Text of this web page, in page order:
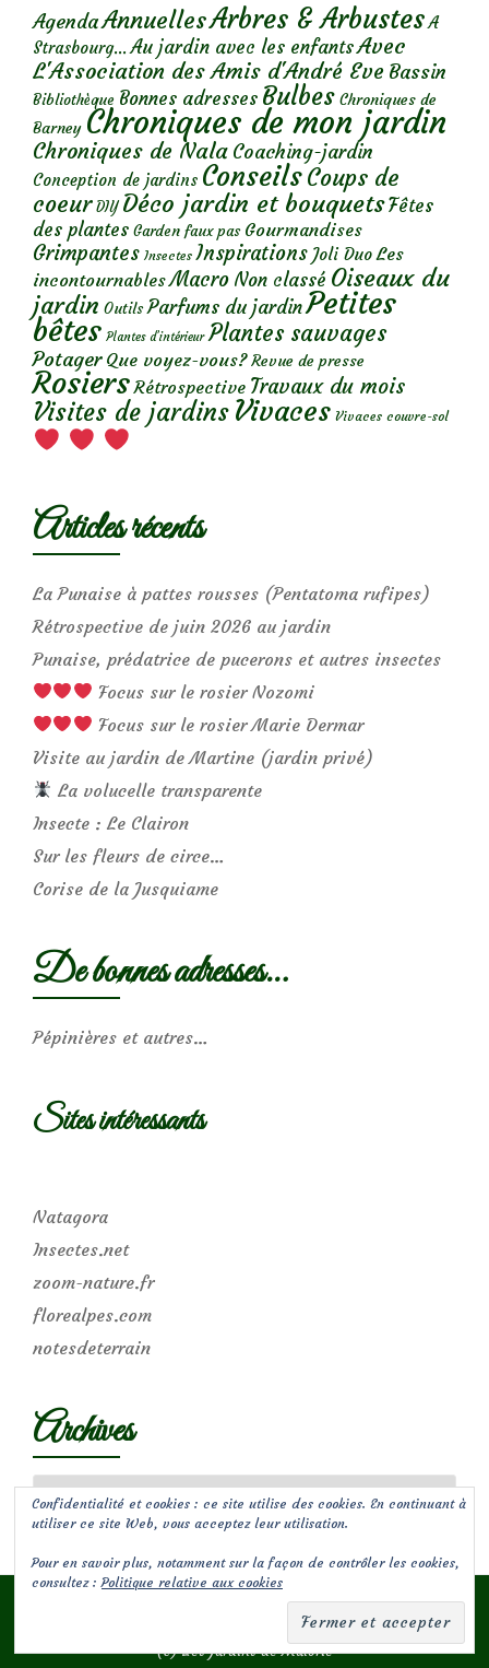
AgendaAnnuellesArbres & Arbustes A
Strasbourg... Au jardin avec les enfantsAvec
L'Association des Amis d'André Eve Bassin
Bibliothèque Bonnes adresses Bulbes Chroniques de
Barney Chroniques de mon jardin
Chroniques de Nala Coaching-jardin
Conception de jardins ConseilsCoups de
coeur DIY Déco jardin et bouquetsFêtes
des plantes Garden faux pas Gourmandises
Grimpantes Insectes Inspirations Joli Duo Les
incontournables Macro Non classé Oiseaux du
jardin Outils Parfums du jardinPetites
bêtes Plantes d’intérieur Plantes sauvages
Potager Que voyez-vous? Revue de presse
Rosiers Rétrospective Travaux du mois
Visites de jardins Vivaces Vivaces couvre-sol
Articles récents
La Punaise à pattes rousses (Pentatoma rufipes)
Rétrospective de juin 2026 au jardin
Punaise, prédatrice de pucerons et autres insectes
Focus sur le rosier Nozomi
Focus sur le rosier Marie Dermar
Visite au jardin de Martine (jardin privé)
La volucelle transparente
Insecte : Le Clairon
Sur les fleurs de circe…
Corise de la Jusquiame
De bonnes adresses…
Pépinières et autres…
Sites intéressants
Natagora
Insectes.net
zoom-nature.fr
florealpes.com
notesdeterrain
Archives
Archives
(c) Les Jardins de Malorie
Confidentialité et cookies : ce site utilise des cookies. En continuant à
utiliser ce site Web, vous acceptez leur utilisation.
Pour en savoir plus, notamment sur la façon de contrôler les cookies,
consultez :Politique relative aux cookies